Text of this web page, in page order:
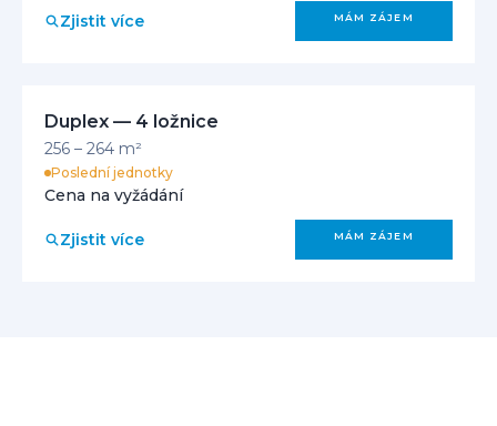
Zjistit více MÁM ZÁJEM
Duplex — 4 ložnice
256 – 264 m²
Poslední jednotky
Cena na vyžádání
Zjistit více MÁM ZÁJEM